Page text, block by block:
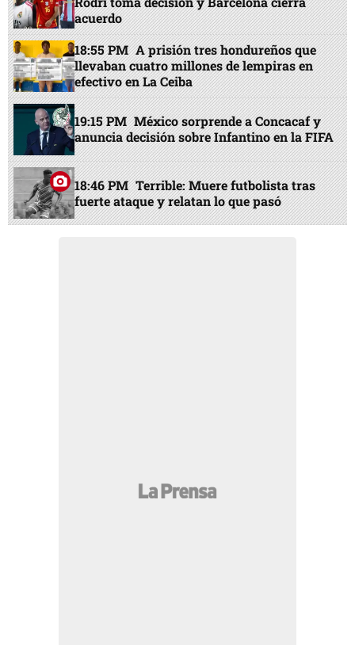
acuerdo
18:55 PM A prisión tres hondureños que
llevaban cuatro millones de lempiras en
efectivo en La Ceiba
19:15 PM México sorprende a Concacaf y
anuncia decisión sobre Infantino en la FIFA
18:46 PM Terrible: Muere futbolista tras
fuerte ataque y relatan lo que pasó